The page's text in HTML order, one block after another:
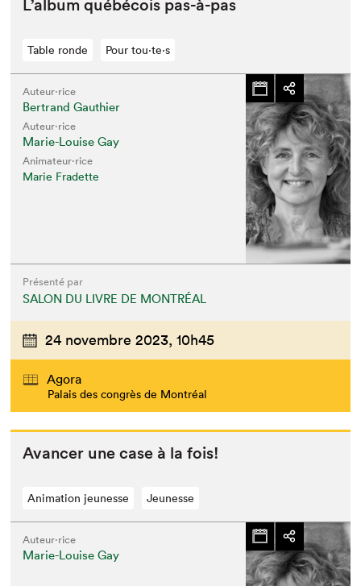
L’al­bum québé­cois pas-à-pas
Table ronde Pour tou⋅te⋅s
Auteur·rice
Bertrand Gauthier
Auteur·rice
Marie-Louise Gay
Animateur⋅rice
Marie Fradette
Présenté par
SALON DU LIVRE DE MONTRÉAL
24 novembre 2023, 10h45
Agora
Palais des congrès de Montréal
Avancer une case à la fois!
Animation jeunesse Jeunesse
Auteur·rice
Marie-Louise Gay